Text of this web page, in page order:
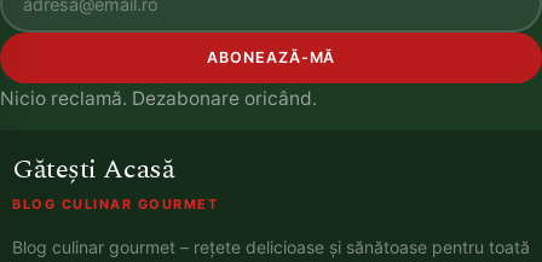
ABONEAZĂ-MĂ
Nicio reclamă. Dezabonare oricând.
Gătești Acasă
BLOG CULINAR GOURMET
Blog culinar gourmet – rețete delicioase și sănătoase pentru toată